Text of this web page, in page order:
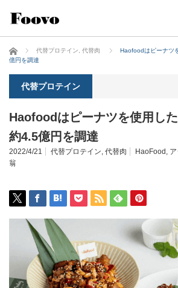
ホーム 代替プロテイン 代替肉
Haofoodはピーナツ
億円を調達
代替プロテイン
Haofoodはピーナツを使用し
約4.5億円を調達
2022/4/21 代替プロテイン, 代替肉 HaoFood ,
翁